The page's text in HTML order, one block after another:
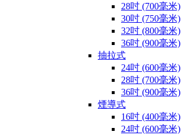
28吋 (700毫米)
30吋 (750毫米)
32吋 (800毫米)
36吋 (900毫米)
抽拉式
24吋 (600毫米)
28吋 (700毫米)
36吋 (900毫米)
煙導式
16吋 (400毫米)
24吋 (600毫米)